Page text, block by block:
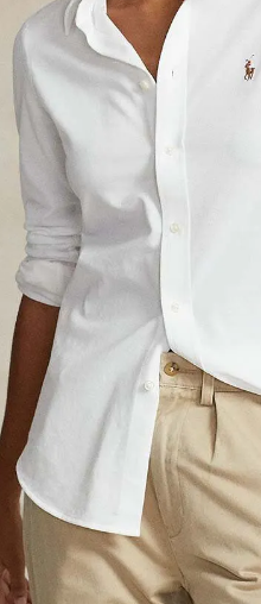
Kraťasy
Plavky
Kabáty